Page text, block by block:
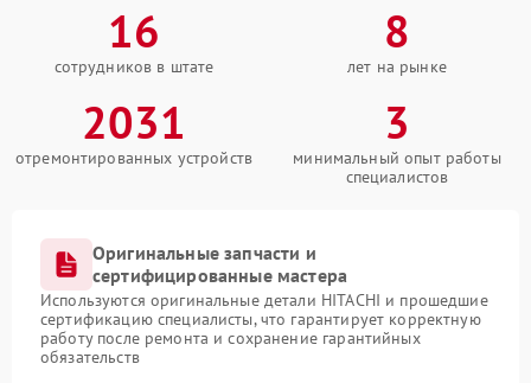
16
сотрудников в штате
8
лет на рынке
2031
отремонтированных устройств
3
минимальный опыт работы
специалистов
Оригинальные запчасти и
сертифицированные мастера
Используются оригинальные детали HITACHI и прошедшие
сертификацию специалисты, что гарантирует корректную
работу после ремонта и сохранение гарантийных
обязательств